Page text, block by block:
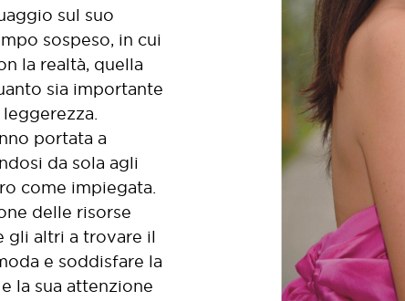
sul suo
sospeso, in cui
la realtà, quella
sia importante
portata a
da sola agli
come impiegata.
delle risorse
gli altri a trovare il
e soddisfare la
la sua attenzione